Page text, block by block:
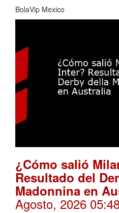
BolaVip Mexico
¿Cómo salió
Resultado del
Madonnina en
Agosto, 2026